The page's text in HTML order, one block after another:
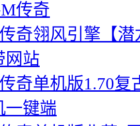
传奇
奇翎风引擎【
网站
奇单机版1.70复
一键端